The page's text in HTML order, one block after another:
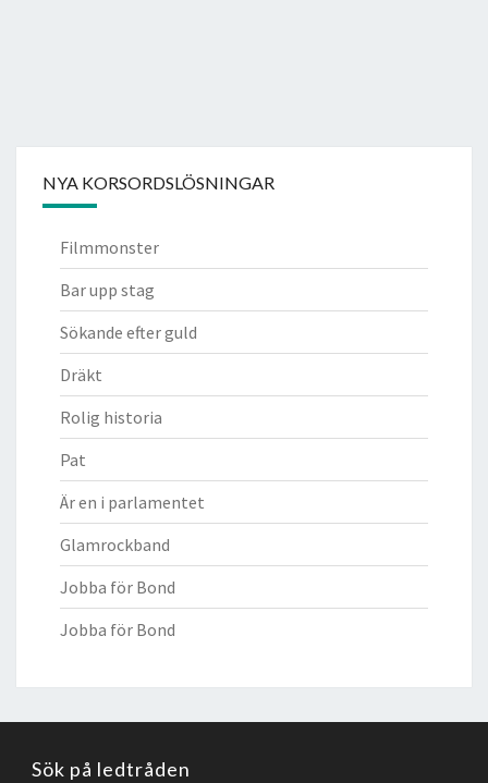
NYA KORSORDSLÖSNINGAR
Filmmonster
Bar upp stag
Sökande efter guld
Dräkt
Rolig historia
Pat
Är en i parlamentet
Glamrockband
Jobba för Bond
Jobba för Bond
Sök på ledtråden